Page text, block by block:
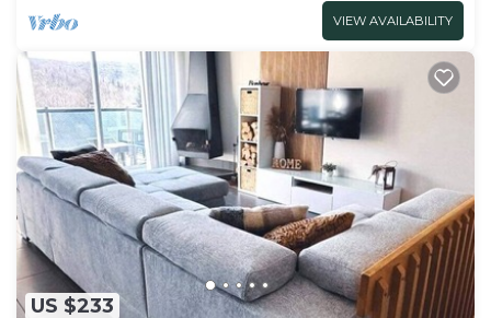
VIEW AVAILABILITY
US $233